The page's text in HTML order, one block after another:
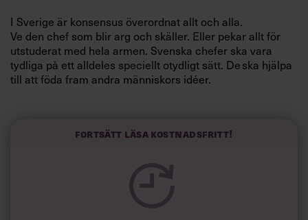
I Sverige är konsensus överordnat allt och alla.
Ve den chef som blir arg och skäller. Eller pekar allt för
utstuderat med hela armen. Svenska chefer ska vara
tydliga på ett alldeles speciellt otydligt sätt. ­­­De ska hjälpa
till att föda fram andra människors idéer.
En bra svensk chef ska få medarbetarna att känna att de
genom en inre kraft och styrka bidragit till förändringar
Bra chefer tar inte åt sig äran själv. Bra chefer får i stället
Fortsätt läsa kostnadsfritt!